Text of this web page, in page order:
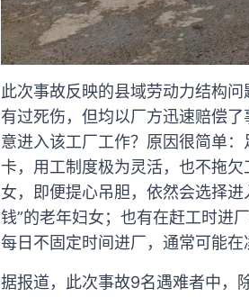
此次事故反映的县域劳动力结构
有过死伤，但均以厂方迅速赔偿
意进入该工厂工作？原因很简单
卡，用工制度极为灵活，也不拖
女，即便提心吊胆，依然会选择
钱”的老年妇女；也有在赶工时进
每日不固定时间进厂，通常可能在
据报道，此次事故9名遇难者中，